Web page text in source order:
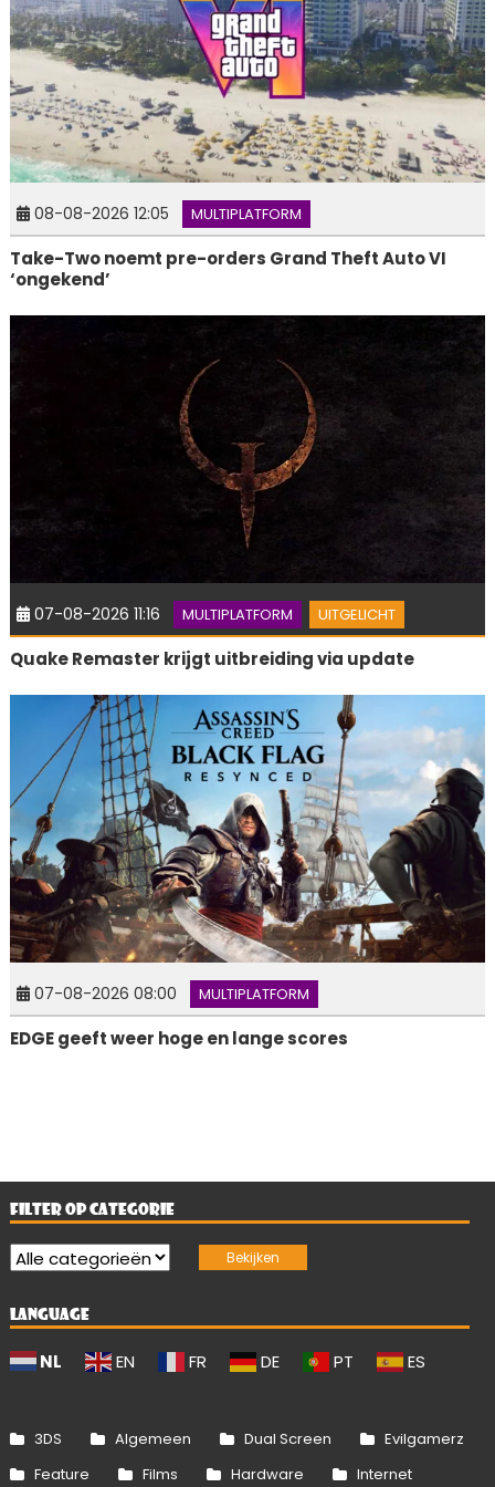
08-08-2026 12:05 MULTIPLATFORM
Take-Two noemt pre-orders Grand Theft Auto VI
‘ongekend’
07-08-2026 11:16 MULTIPLATFORM UITGELICHT
Quake Remaster krijgt uitbreiding via update
07-08-2026 08:00 MULTIPLATFORM
EDGE geeft weer hoge en lange scores
FILTER OP CATEGORIE
LANGUAGE
NL EN FR DE PT ES
3DS Algemeen Dual Screen
Evilgamerz
Feature
Films Hardware Internet